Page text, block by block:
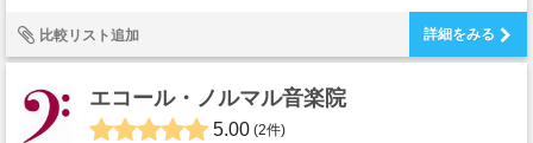
比較リスト追加 詳細をみる
エコール・ノルマル音楽院
5.00 (2件)